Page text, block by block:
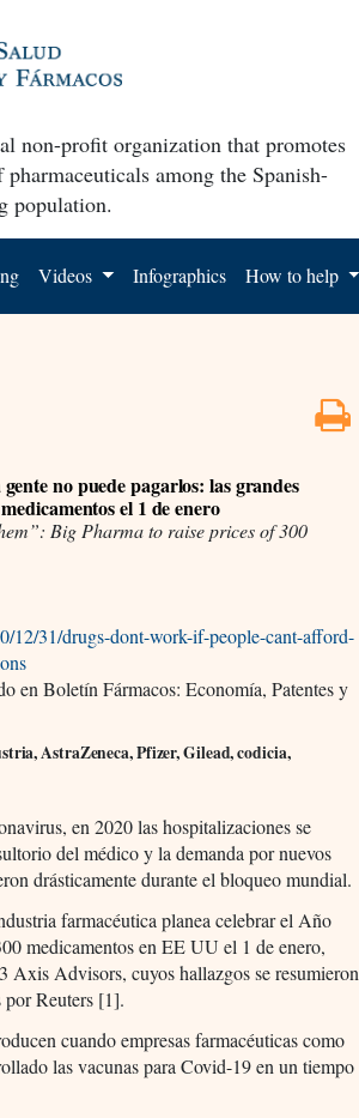
non-profit organization that promotes
among the Spanish-
population.
Videos Infographics How to help
no puede pagarlos: las grandes
el 1 de enero
Big Pharma to raise prices of 300
12/31/drugs-dont-work-if-people-cant-afford-
en Boletín Fármacos: Economía, Patentes y
AstraZeneca, Pfizer, Gilead, codicia,
en 2020 las hospitalizaciones se
del médico y la demanda por nuevos
drásticamente durante el bloqueo mundial.
farmacéutica planea celebrar el Año
medicamentos en EE UU el 1 de enero,
Axis Advisors, cuyos hallazgos se resumieron
por Reuters [1].
cuando empresas farmacéuticas como
las vacunas para Covid-19 en un tiempo